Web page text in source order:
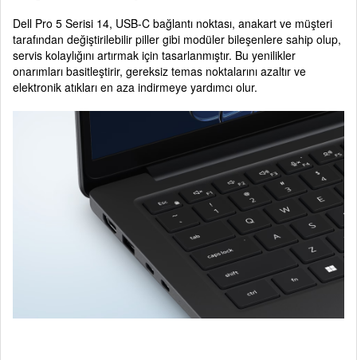
Dell Pro 5 Serisi 14, USB-C bağlantı noktası, anakart ve müşteri
tarafından değiştirilebilir piller gibi modüler bileşenlere sahip olup,
servis kolaylığını artırmak için tasarlanmıştır. Bu yenilikler
onarımları basitleştirir, gereksiz temas noktalarını azaltır ve
elektronik atıkları en aza indirmeye yardımcı olur.